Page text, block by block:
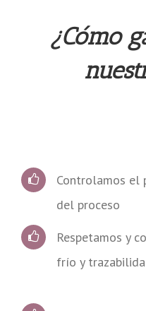
¿Cómo
Controlamos el
del proceso
Respetamos y
frío y